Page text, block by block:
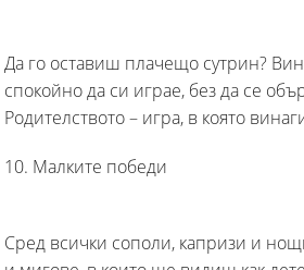
Да го оставиш плачещо сутрин?
спокойно да си играе, без да се
Родителството – игра, в която
10. Малките победи
Сред всички сополи, капризи и